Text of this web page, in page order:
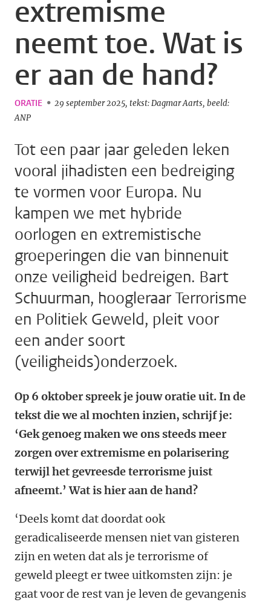
extremisme
neemt toe. Wat is
er aan de hand?
ORATIE 29 september 2025 tekst: Dagmar Aarts beeld:
ANP
Tot een paar jaar geleden leken
vooral jihadisten een bedreiging
te vormen voor Europa. Nu
kampen we met hybride
oorlogen en extremistische
groeperingen die van binnenuit
onze veiligheid bedreigen. Bart
Schuurman, hoogleraar Terrorisme
en Politiek Geweld, pleit voor
een ander soort
(veiligheids)onderzoek.
Op 6 oktober spreek je jouw oratie uit. In de
tekst die we al mochten inzien, schrijf je:
‘Gek genoeg maken we ons steeds meer
zorgen over extremisme en polarisering
terwijl het gevreesde terrorisme juist
afneemt.’ Wat is hier aan de hand?
‘Deels komt dat doordat ook
geradicaliseerde mensen niet van gisteren
zijn en weten dat als je terrorisme of
geweld pleegt er twee uitkomsten zijn: je
gaat voor de rest van je leven de gevangenis